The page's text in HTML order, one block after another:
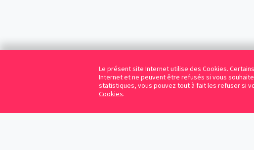
Le présent site Internet utilise des Cookies.
Internet et ne peuvent être refusés si vous
statistiques, vous pouvez tout à fait les refuser si
Cookies.